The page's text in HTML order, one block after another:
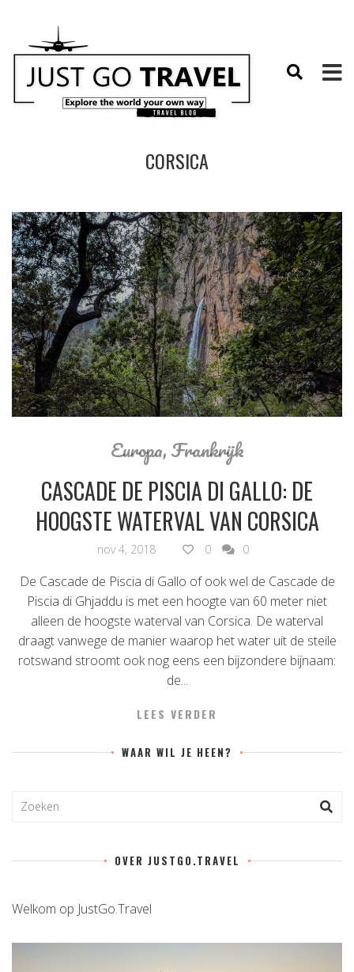
CORSICA
Europa,Frankrijk
CASCADE DE PISCIA DI GALLO: DE
HOOGSTE WATERVAL VAN CORSICA
nov 4, 2018 0 0
De Cascade de Piscia di Gallo of ook wel de Cascade de
Piscia di Ghjaddu is met een hoogte van 60 meter niet
alleen de hoogste waterval van Corsica. De waterval
draagt vanwege de manier waarop het water uit de steile
rotswand stroomt ook nog eens een bijzondere bijnaam:
de...
LEES VERDER
WAAR WIL JE HEEN?
OVER JUSTGO.TRAVEL
Welkom op JustGo.Travel